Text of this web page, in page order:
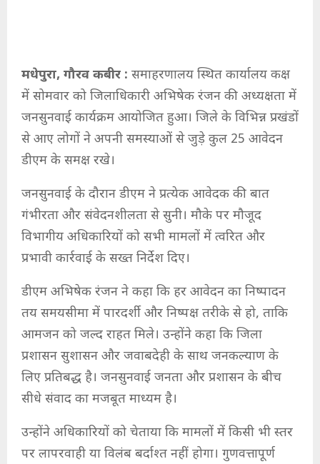
मधेपुरा, गौरव कबीर : समाहरणालय स्थित कार्यालय कक्ष
में सोमवार को जिलाधिकारी अभिषेक रंजन की अध्यक्षता में
जनसुनवाई कार्यक्रम आयोजित हुआ। जिले के विभिन्न प्रखंडों
से आए लोगों ने अपनी समस्याओं से जुड़े कुल 25 आवेदन
डीएम के समक्ष रखे।
जनसुनवाई के दौरान डीएम ने प्रत्येक आवेदक की बात
गंभीरता और संवेदनशीलता से सुनी। मौके पर मौजूद
विभागीय अधिकारियों को सभी मामलों में त्वरित और
प्रभावी कार्रवाई के सख्त निर्देश दिए।
डीएम अभिषेक रंजन ने कहा कि हर आवेदन का निष्पादन
तय समयसीमा में पारदर्शी और निष्पक्ष तरीके से हो, ताकि
आमजन को जल्द राहत मिले। उन्होंने कहा कि जिला
प्रशासन सुशासन और जवाबदेही के साथ जनकल्याण के
लिए प्रतिबद्ध है। जनसुनवाई जनता और प्रशासन के बीच
सीधे संवाद का मजबूत माध्यम है।
उन्होंने अधिकारियों को चेताया कि मामलों में किसी भी स्तर
पर लापरवाही या विलंब बर्दाश्त नहीं होगा। गुणवत्तापूर्ण